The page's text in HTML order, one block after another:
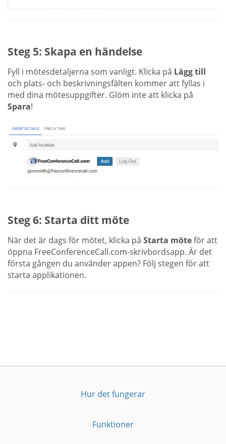
Steg 5: Skapa en händelse
Fyll i mötesdetaljerna som vanligt. Klicka på Lägg till
och plats- och beskrivningsfälten kommer att fyllas i
med dina mötesuppgifter. Glöm inte att klicka på
Spara!
Steg 6: Starta ditt möte
När det är dags för mötet, klicka på Starta möteför att
öppna FreeConferenceCall.com-skrivbordsapp. Är det
första gången du använder appen? Följ stegen för att
starta applikationen.
Hur det fungerar
Funktioner